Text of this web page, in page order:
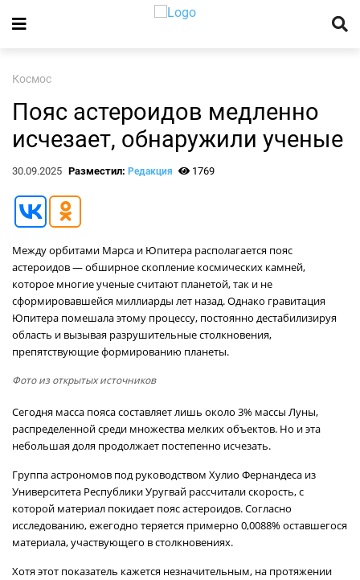
Космос
Пояс астероидов медленно
исчезает, обнаружили ученые
30.09.2025 Разместил: Редакция 1769
Между орбитами Марса и Юпитера располагается пояс
астероидов — обширное скопление космических камней,
которое многие ученые считают планетой, так и не
сформировавшейся миллиарды лет назад. Однако гравитация
Юпитера помешала этому процессу, постоянно дестабилизируя
область и вызывая разрушительные столкновения,
препятствующие формированию планеты.
Фото из открытых источников
Сегодня масса пояса составляет лишь около 3% массы Луны,
распределенной среди множества мелких объектов. Но и эта
небольшая доля продолжает постепенно исчезать.
Группа астрономов под руководством Хулио Фернандеса из
Университета Республики Уругвай рассчитали скорость, с
которой материал покидает пояс астероидов. Согласно
исследованию, ежегодно теряется примерно 0,0088% оставшегося
материала, участвующего в столкновениях.
Хотя этот показатель кажется незначительным, на протяжении